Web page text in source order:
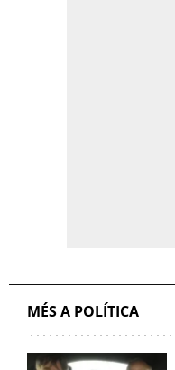
MÉS A POLÍTICA